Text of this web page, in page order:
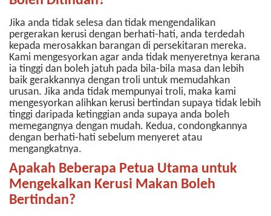
Jika anda tidak selesa dan tidak mengendalikan
pergerakan kerusi dengan berhati-hati, anda terdedah
kepada merosakkan barangan di persekitaran mereka.
Kami mengesyorkan agar anda tidak menyeretnya kerana
ia tinggi dan boleh jatuh pada bila-bila masa dan lebih
baik gerakkannya dengan troli untuk memudahkan
urusan. Jika anda tidak mempunyai troli, maka kami
mengesyorkan alihkan kerusi bertindan supaya tidak lebih
tinggi daripada ketinggian anda supaya anda boleh
memegangnya dengan mudah. Kedua, condongkannya
dengan berhati-hati sebelum menyeret atau
mengangkatnya.
Apakah Beberapa Petua Utama untuk
Mengekalkan Kerusi Makan Boleh
Bertindan?